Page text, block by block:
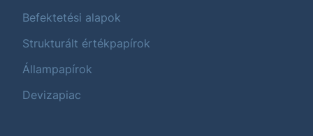
Befektetési alapok
Strukturált értékpapírok
Állampapírok
Devizapiac